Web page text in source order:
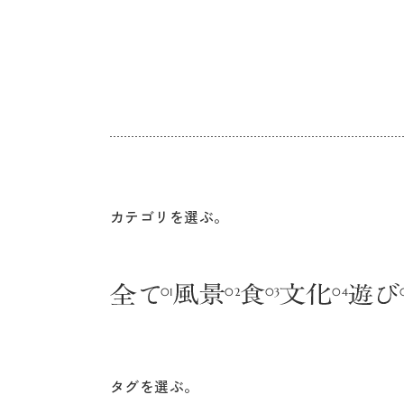
カテゴリを選ぶ。
タグを選ぶ。